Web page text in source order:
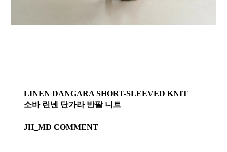
LINEN DANGARA SHORT-SLEEVED KNIT
소바 린넨 단가라 반팔 니트
JH_MD COMMENT